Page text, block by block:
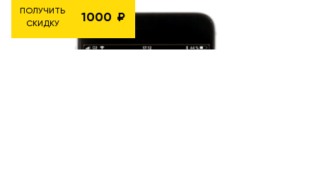
ПОЛУЧИТЬ
СКИДКУ
1000